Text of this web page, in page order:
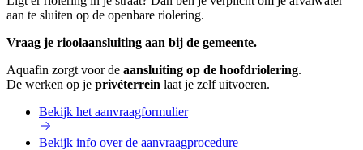
aan te sluiten op de openbare riolering.
Vraag je rioolaansluiting aan bij de gemeente.
Aquafin zorgt voor de aansluiting op de hoofdriolering.
De werken op je privéterrein laat je zelf uitvoeren.
Bekijk het aanvraagformulier
Bekijk info over de aanvraagprocedure